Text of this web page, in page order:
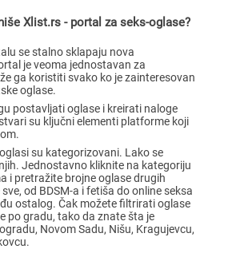
Xlist.rs - portal za seks-oglase?
se stalno sklapaju nova
je veoma jednostavan za
ga koristiti svako ko je zainteresovan
oglase.
postavljati oglase i kreirati naloge
su ključni elementi platforme koji
su kategorizovani. Lako se
Jednostavno kliknite na kategoriju
i pretražite brojne oglase drugih
od BDSM-a i fetiša do online seksa
ostalog. Čak možete filtrirati oglase
po gradu, tako da znate šta je
Novom Sadu, Nišu, Kragujevcu,